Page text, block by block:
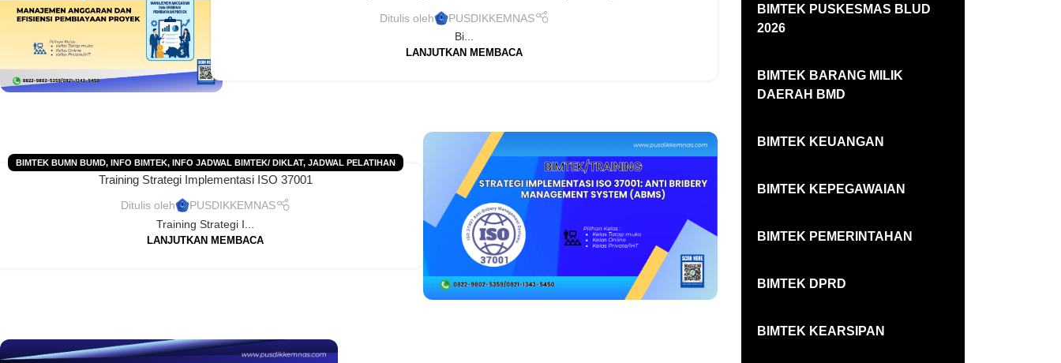
JADWAL PELATIHAN 2026 JADWAL TRAINING 2025
PELATIHAN PERUSAHAAN-PT-CV
Ditulis oleh
PUSDIKKEMNAS
Bi...
LANJUTKAN MEMBACA
BIMTEK BUMN BUMD, INFO BIMTEK, INFO JADWAL BIMTEK/ DIKLAT, JADWAL PELATIHAN
JADWAL PELATIHAN 2026,JADWAL TRAINING 2025,JADWAL TRAINING 2026
PELATIHAN PERUSAHAAN-PT-CV TRAINING PERUSAHAAN
Training Strategi Implementasi ISO 37001
Ditulis oleh
PUSDIKKEMNAS
Training Strategi I...
LANJUTKAN MEMBACA
BIMTEK PUSKESMAS BLUD
2026
BIMTEK BARANG MILIK
DAERAH BMD
BIMTEK KEUANGAN
BIMTEK KEPEGAWAIAN
BIMTEK PEMERINTAHAN
BIMTEK DPRD
BIMTEK KEARSIPAN